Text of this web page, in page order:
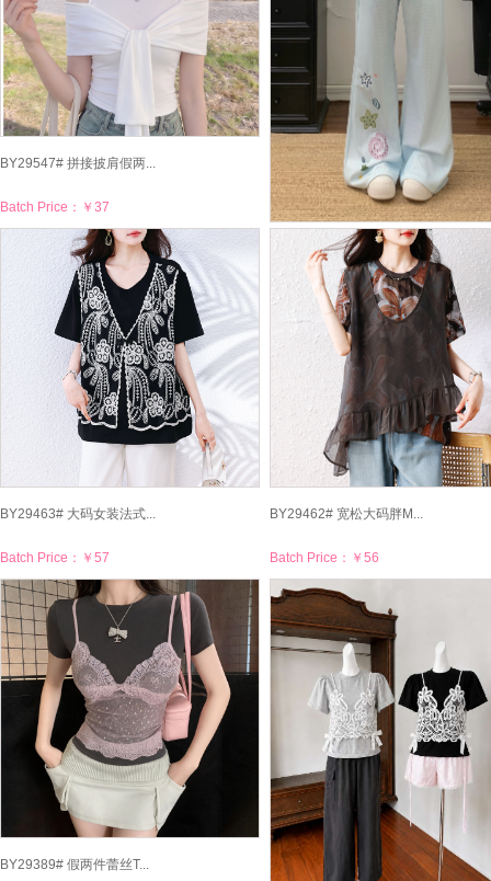
BY29547# 拼接披肩假两...
Batch Price： ￥37
BY29546# 星星刺绣休闲...
Batch Price： ￥68
BY29463# 大码女装法式...
Batch Price： ￥57
BY29462# 宽松大码胖M...
Batch Price： ￥56
BY29389# 假两件蕾丝T...